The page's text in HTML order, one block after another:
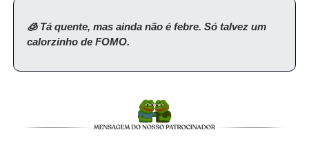
🧊 Tá quente, mas ainda não é febre. Só talvez um
calorzinho de FOMO.